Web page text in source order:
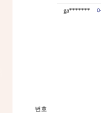
ga*******
번호